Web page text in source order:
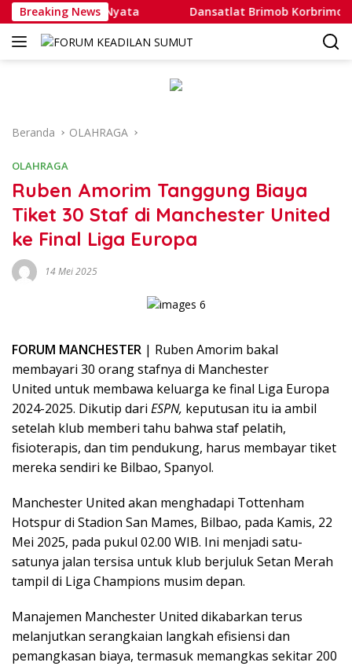
Langsung
ke
konten
Breaking News
Contoh Nyata Dansatlat Brimob Korbrimob
Beranda OLAHRAGA
OLAHRAGA
Ruben Amorim Tanggung Biaya
Tiket 30 Staf di Manchester United
ke Final Liga Europa
14 Mei 2025
FORUM MANCHESTER | Ruben Amorim bakal
membayari 30 orang stafnya di Manchester
United untuk membawa keluarga ke final Liga Europa
2024-2025. Dikutip dari ESPN, keputusan itu ia ambil
setelah klub memberi tahu bahwa staf pelatih,
fisioterapis, dan tim pendukung, harus membayar tiket
mereka sendiri ke Bilbao, Spanyol.
Manchester United akan menghadapi Tottenham
Hotspur di Stadion San Mames, Bilbao, pada Kamis, 22
Mei 2025, pada pukul 02.00 WIB. Ini menjadi satu-
satunya jalan tersisa untuk klub berjuluk Setan Merah
tampil di Liga Champions musim depan.
Manajemen Manchester United dikabarkan terus
melanjutkan serangkaian langkah efisiensi dan
pemangkasan biaya, termasuk memangkas sekitar 200